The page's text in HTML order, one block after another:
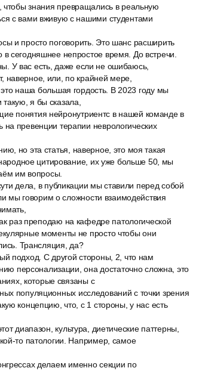
чтобы знания превращались в реальную
с вами вживую с нашими студентами
и просто поговорить. Это шанс расширить
сегодняшнее непростое время. До встречи.
У вас есть, даже если не ошибаюсь,
наверное, или, по крайней мере,
наша большая гордость. В 2023 году мы
я бы сказала,
понятия нейронутриентс в нашей команде в
превенции терапии неврологических
но эта статья, наверное, это моя такая
цитирование, их уже больше 50, мы
им вопросы.
дела, в публикации мы ставили перед собой
мы говорим о сложности взаимодействия
раз преподаю на кафедре патологической
моменты не просто чтобы они
Трансляция, да?
подход. С другой стороны, 2, что нам
персонализации, она достаточно сложна, это
которые связаны с
популяционных исследований с точки зрения
концепцию, что, с 1 стороны, у нас есть
диапазон, культура, диетические паттерны,
то патологии. Например, самое
делаем именно секции по